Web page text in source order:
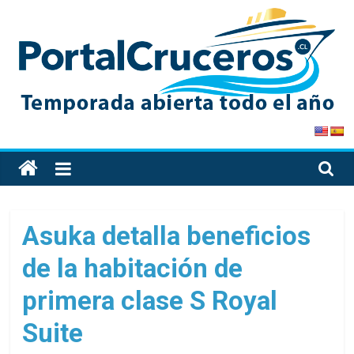
content
PortalCruceros
Toda
la
cruceros
en
un
solo
sitio
Asuka detalla beneficios
de la habitación de
primera clase S Royal
Suite